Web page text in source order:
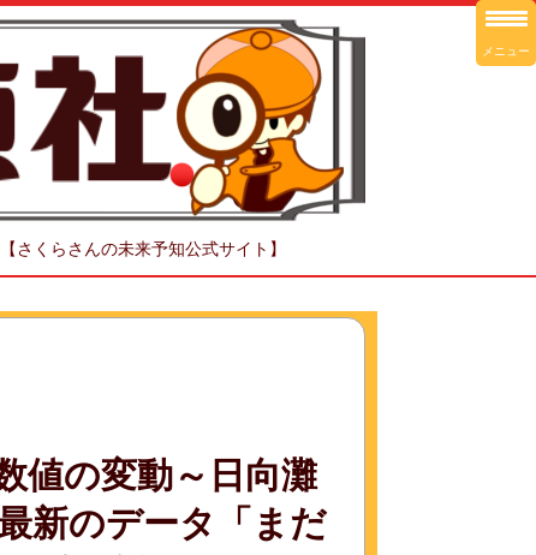
くらさんの未来予知公式サイト】
値の変動～日向灘
新のデータ「まだ
メニュー